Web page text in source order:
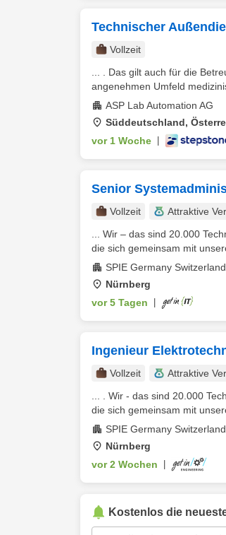
Technischer
Vollzeit
... . Das gilt auch für die
angenehmen Umfeld
ASP Lab Automation AG
Süddeutschland,
vor 1 Woche
Senior
Vollzeit Attraktive
... Wir – das sind 20.000
die sich gemeinsam mit
SPIE Germany
Nürnberg
vor 5 Tagen
Ingenieur
Vollzeit Attraktive
... . Wir - das sind 20.000
die sich gemeinsam mit
SPIE Germany
Nürnberg
vor 2 Wochen
Kostenlos die